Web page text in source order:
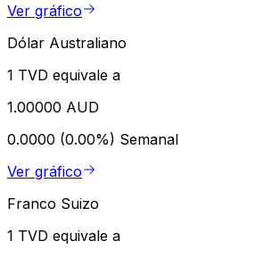
Ver gráfico
Dólar Australiano
1 TVD equivale a
1.00000 AUD
0.0000 (0.00%) Semanal
Ver gráfico
Franco Suizo
1 TVD equivale a